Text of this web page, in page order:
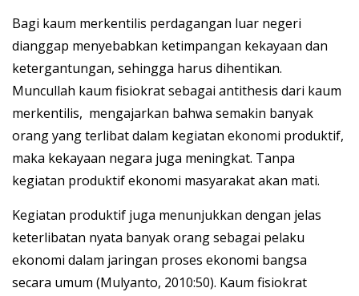
Bagi kaum merkentilis perdagangan luar negeri
dianggap menyebabkan ketimpangan kekayaan dan
ketergantungan, sehingga harus dihentikan.
Muncullah kaum fisiokrat sebagai antithesis dari kaum
merkentilis, mengajarkan bahwa semakin banyak
orang yang terlibat dalam kegiatan ekonomi produktif,
maka kekayaan negara juga meningkat. Tanpa
kegiatan produktif ekonomi masyarakat akan mati.
Kegiatan produktif juga menunjukkan dengan jelas
keterlibatan nyata banyak orang sebagai pelaku
ekonomi dalam jaringan proses ekonomi bangsa
secara umum (Mulyanto, 2010:50). Kaum fisiokrat